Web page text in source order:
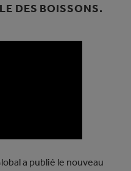
DES BOISSONS.
a publié le nouveau